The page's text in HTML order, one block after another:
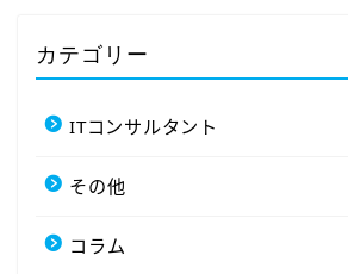
カテゴリー
ITコンサルタント
その他
コラム